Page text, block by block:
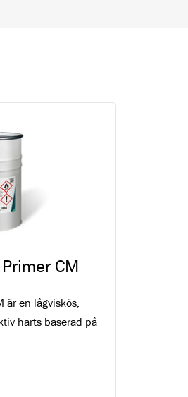
CM
är en lågviskös,
harts baserad på